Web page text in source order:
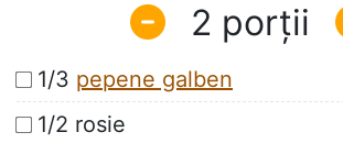
2
1/3 pepene galben
1/2 rosie